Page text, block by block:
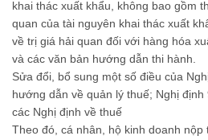
khai thác xuất khẩu, không bao gồm
quan của tài nguyên khai thác xuất
về trị giá hải quan đối với hàng hóa
và các văn bản hướng dẫn thi hành.
Sửa đổi, bổ sung một số điều của
hướng dẫn về quản lý thuế; Nghị
các Nghị định về thuế
Theo đó, cá nhân, hộ kinh doanh